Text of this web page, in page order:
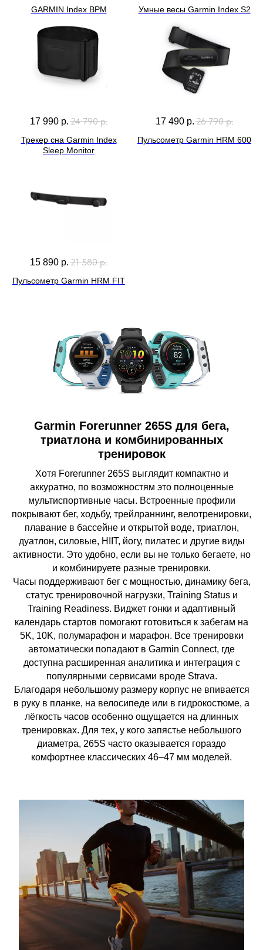
GARMIN Index BPM Умные весы Garmin Index S2
17 990 р. 24 790 р.
Трекер сна Garmin Index
Sleep Monitor
17 490 р. 26 790 р.
Пульсометр Garmin HRM 600
15 890 р. 21 580 р.
Пульсометр Garmin HRM FIT
Garmin Forerunner 265S для бега,
триатлона и комбинированных
тренировок
Хотя Forerunner 265S выглядит компактно и
аккуратно, по возможностям это полноценные
мультиспортивные часы. Встроенные профили
покрывают бег, ходьбу, трейлраннинг, велотренировки,
плавание в бассейне и открытой воде, триатлон,
дуатлон, силовые, HIIT, йогу, пилатес и другие виды
активности. Это удобно, если вы не только бегаете, но
и комбинируете разные тренировки.
Часы поддерживают бег с мощностью, динамику бега,
статус тренировочной нагрузки, Training Status и
Training Readiness. Виджет гонки и адаптивный
календарь стартов помогают готовиться к забегам на
5K, 10K, полумарафон и марафон. Все тренировки
автоматически попадают в Garmin Connect, где
доступна расширенная аналитика и интеграция с
популярными сервисами вроде Strava.
Благодаря небольшому размеру корпус не впивается
в руку в планке, на велосипеде или в гидрокостюме, а
лёгкость часов особенно ощущается на длинных
тренировках. Для тех, у кого запястье небольшого
диаметра, 265S часто оказывается гораздо
комфортнее классических 46–47 мм моделей.